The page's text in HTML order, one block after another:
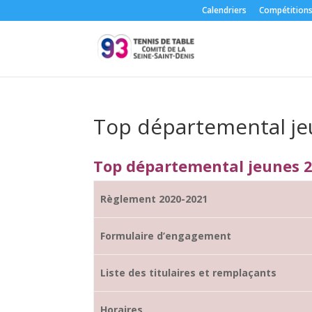
Calendriers Compétitions
Top départemental
Top départemental jeunes
Règlement 2020-2021
Formulaire d’engagement
Liste des titulaires et remplaçants